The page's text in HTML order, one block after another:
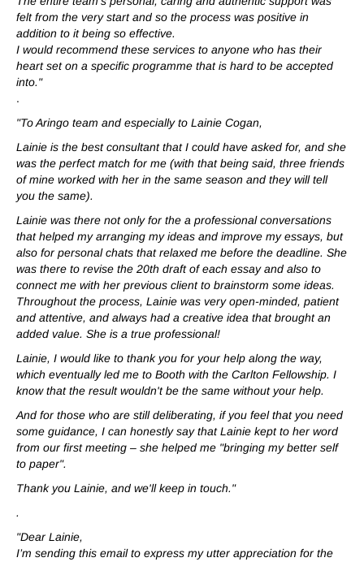
felt from the very start and so the process was positive in
addition to it being so effective.
I would recommend these services to anyone who has their
heart set on a specific programme that is hard to be accepted
into."
.
"To Aringo team and especially to Lainie Cogan,
Lainie is the best consultant that I could have asked for, and she
was the perfect match for me (with that being said, three friends
of mine worked with her in the same season and they will tell
you the same).
Lainie was there not only for the a professional conversations
that helped my arranging my ideas and improve my essays, but
also for personal chats that relaxed me before the deadline. She
was there to revise the 20th draft of each essay and also to
connect me with her previous client to brainstorm some ideas.
Throughout the process, Lainie was very open-minded, patient
and attentive, and always had a creative idea that brought an
added value. She is a true professional!
Lainie, I would like to thank you for your help along the way,
which eventually led me to Booth with the Carlton Fellowship. I
know that the result wouldn't be the same without your help.
And for those who are still deliberating, if you feel that you need
some guidance, I can honestly say that Lainie kept to her word
from our first meeting – she helped me "bringing my better self
to paper".
Thank you Lainie, and we'll keep in touch."
.
"Dear Lainie,
I’m sending this email to express my utter appreciation for the